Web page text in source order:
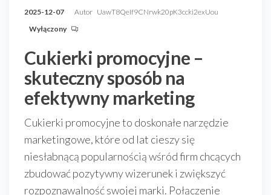
2025-12-07 Autor UawT8QeIf9CNrwk20pK3ccki2exUou
Wyłączony
Cukierki promocyjne –
skuteczny sposób na
efektywny marketing
Cukierki promocyjne to doskonałe narzędzie
marketingowe, które od lat cieszy się
niesłabnącą popularnością wśród firm chcących
zbudować pozytywny wizerunek i zwiększyć
rozpoznawalność swojej marki. Połączenie